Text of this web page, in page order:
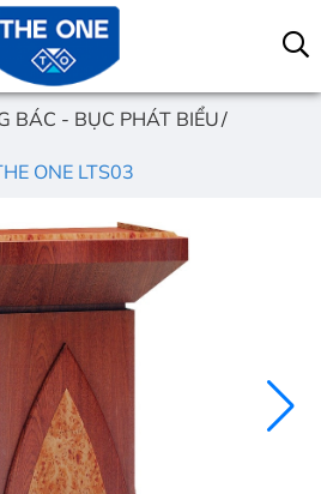
BÁC - BỤC PHÁT BIỂU
ONE LTS03